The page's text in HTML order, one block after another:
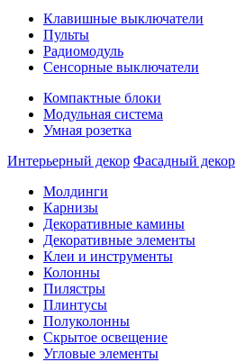
Клавишные выключатели
Пульты
Радиомодуль
Сенсорные выключатели
Компактные блоки
Модульная система
Умная розетка
Интерьерный декор Фасадный декор
Молдинги
Карнизы
Декоративные камины
Декоративные элементы
Клеи и инструменты
Колонны
Пилястры
Плинтусы
Полуколонны
Скрытое освещение
Угловые элементы